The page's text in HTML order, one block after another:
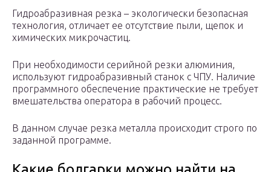
Гидроабразивная резка – экологически безопасная
технология, отличает ее отсутствие пыли, щепок и
химических микрочастиц.
При необходимости серийной резки алюминия,
используют гидроабразивный станок с ЧПУ. Наличие
программного обеспечение практические не требует
вмешательства оператора в рабочий процесс.
В данном случае резка металла происходит строго по
заданной программе.